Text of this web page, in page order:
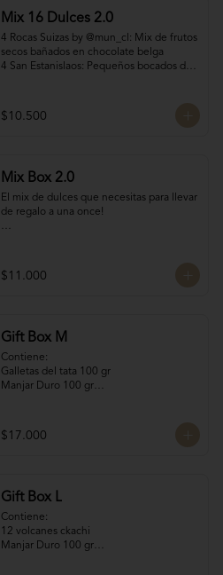
4 Bocados de manjar duro
SI NECESITAS MÁS DE 10 UNIDADES
escríbenos por WhatsApp o Instagram
para confirmar stock (nuestros productos
Mix 16 Dulces 2.0
4 Rocas Suizas by @mun_cl: Mix de frutos
secos bañados en chocolate belga
4 San Estanislaos: Pequeños bocados de
rellenos con manjar blanco
4 Volcanes Ckachi
$10.500
Mix Box 2.0
El mix de dulces que necesitas para llevar
de regalo a una once!
4 Rocas Suizas by @mun_cl: Mix de frutos
secos bañados en chocolate francés
$11.000
Gift Box M
Contiene:
Galletas del tata 100 gr
Manjar Duro 100 gr
4 Rocas Suizas
$17.000
Gift Box L
Contiene:
12 volcanes ckachi
Manjar Duro 100 gr